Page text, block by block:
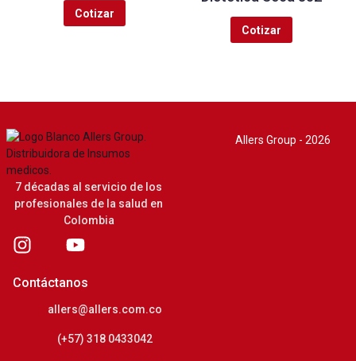
Cotizar
Cotizar
7 décadas al servicio de los
profesionales de la salud en
Colombia
Contáctanos
allers@allers.com.co
(+57) 318 0433042
Allers Group - 2026